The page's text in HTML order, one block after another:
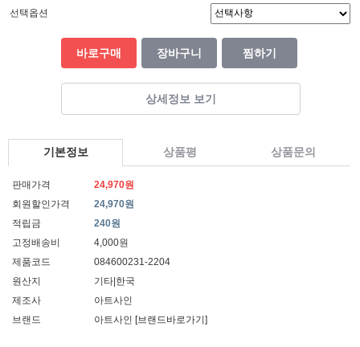
선택옵션
바로구매 장바구니 찜하기
상세정보 보기
기본정보 상품평 상품문의
판매가격
24,970원
회원할인가격
24,970원
적립금
240원
고정배송비
4,000원
제품코드
084600231-2204
원산지
기타|한국
제조사
아트사인
브랜드
아트사인 [브랜드바로가기]